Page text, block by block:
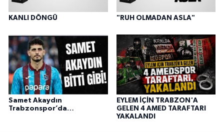
KANLI DÖNGÜ "RUH OLMADAN ASLA"
Samet Akaydın
Trabzonspor’da…
EYLEM İÇİN TRABZON'A
GELEN 4 AMED TARAFTARI
YAKALANDI